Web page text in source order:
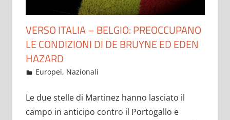
VERSO ITALIA – BELGIO: PREOCCUPANO
LE CONDIZIONI DI DE BRUYNE ED EDEN
HAZARD
Giugno 28, 2021
admin
Europei, Nazionali
Le due stelle di Martinez hanno lasciato il
campo in anticipo contro il Portogallo e